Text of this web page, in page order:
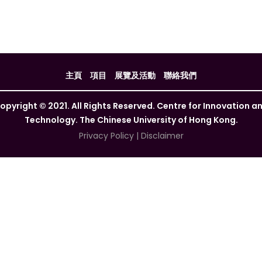
主頁 項目 展覽及活動 聯絡我們
© 2021. All Rights Reserved. Centre for Innovation
Technology. The Chinese University of Hong Kong.
Privacy Policy| Disclaimer